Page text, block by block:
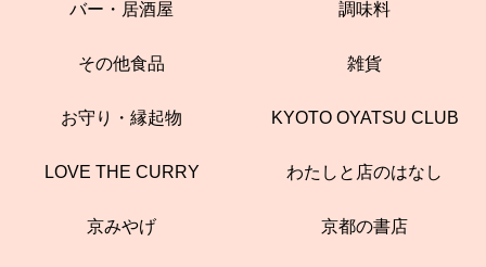
バー・居酒屋 調味料
その他食品 雑貨
お守り・縁起物 KYOTO OYATSU CLUB
LOVE THE CURRY わたしと店のはなし
京みやげ 京都の書店